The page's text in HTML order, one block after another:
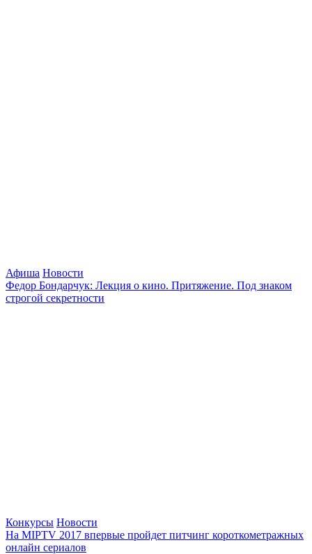
Афиша Новости
Федор Бондарчук: Лекция о кино. Притяжение. Под знаком
строгой секретности
Конкурсы Новости
На MIPTV 2017 впервые пройдет питчинг короткометражных
онлайн сериалов